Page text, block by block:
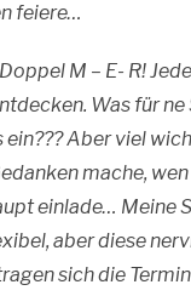
feiere…
M – E- R!
Was für
ein??? Aber viel
mache,
einlade… Meine
aber diese
sich die